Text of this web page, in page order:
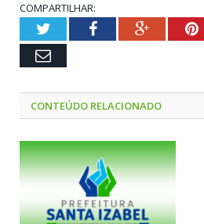
COMPARTILHAR:
TwitterFacebookGoogle+
Email
CONTEÚDO RELACIONADO